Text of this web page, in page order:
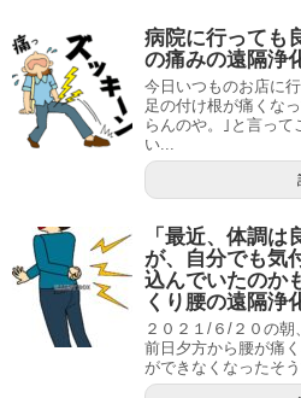
病院に行っても
の痛みの遠隔浄
今日いつものお店に
足の付け根が痛くな
らんのや。｣と言って
い...
「最近、体調は
が、自分でも気
込んでいたのか
くり腰の遠隔浄
２０２１/６/２０の朝
前日夕方から腰が痛
ができなくなったそ